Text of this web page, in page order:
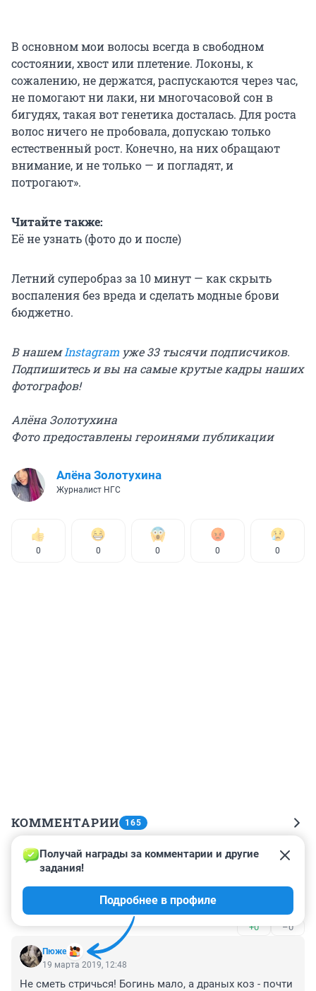
В основном мои волосы всегда в свободном
состоянии, хвост или плетение. Локоны, к
сожалению, не держатся, распускаются через час,
не помогают ни лаки, ни многочасовой сон в
бигудях, такая вот генетика досталась. Для роста
волос ничего не пробовала, допускаю только
естественный рост. Конечно, на них обращают
внимание, и не только — и погладят, и
потрогают».
Читайте также:
Её не узнать (фото до и после)
Летний суперобраз за 10 минут — как скрыть
воспаления без вреда и сделать модные брови
бюджетно.
В нашемInstagram уже 33 тысячи подписчиков.
Подпишитесь и вы на самые крутые кадры наших
фотографов!
Алёна Золотухина
Фото предоставлены героинями публикации
Алёна Золотухина
Журналист НГС
0 0 0 0 0
КОММЕНТАРИИ 165
Гость
12 ноября 2019, 00:21
Очень понравилась вторая девушка. Интересно, у нее
есть парень? Как в инстаграме найти?
+0 –0
Пюже
Получай награды за комментарии и другие
задания!
Подробнее в профиле
19 марта 2019, 12:48
Не сметь стричься! Богинь мало, а драных коз - почти